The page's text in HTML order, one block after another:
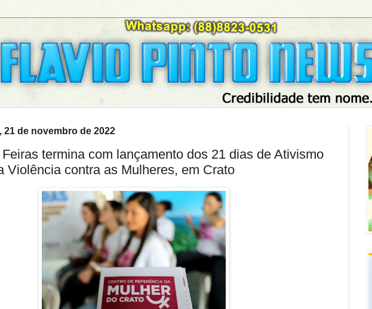
21 de novembro de 2022
termina com lançamento dos 21 dias de Ativismo
Violência contra as Mulheres, em Crato